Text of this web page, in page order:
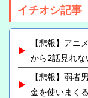
イチオシ記事
【悲報】アニ
から2話見れ
【悲報】弱者
金を使いまく